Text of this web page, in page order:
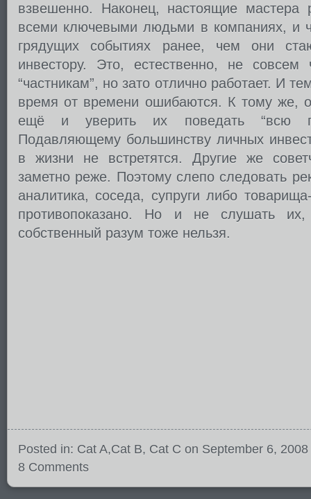
взвешенно. Наконец, настоящие мастера
всеми ключевыми людьми в компаниях, и
грядущих событиях ранее, чем они
инвестору. Это, естественно, не
“частникам”, но зато отлично работает. И
время от времени ошибаются. К тому же,
ещё и уверить их поведать “всю
Подавляющему большинству личных
в жизни не встретятся. Другие же
заметно реже. Поэтому слепо следовать
аналитика, соседа, супруги либо
противопоказано. Но и не слушать
собственный разум тоже нельзя.
Posted in: Cat A,Cat B, Cat C on September 6, 2008
8 Comments